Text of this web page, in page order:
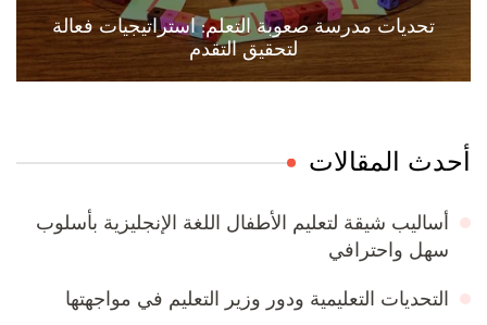
تحديات مدرسة صعوبة التعلم: استراتيجيات فعالة
لتحقيق التقدم
أحدث المقالات
أساليب شيقة لتعليم الأطفال اللغة الإنجليزية بأسلوب
سهل واحترافي
التحديات التعليمية ودور وزير التعليم في مواجهتها